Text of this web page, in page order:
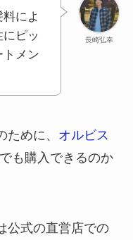
長崎弘幸
によ
ピッ
トメン
めに、 オルビス
も購入できるのか
公式の直営店での